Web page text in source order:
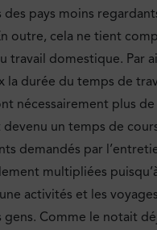
des pays moins
outre, cela ne tient
travail domestique. Par
la durée du temps de
nécessairement plus
un temps de
demandés par
multipliées
activités et les
gens. Comme le notait